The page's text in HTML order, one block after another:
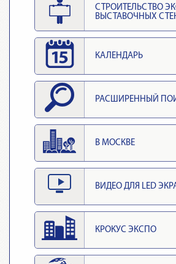
СТРОИТЕЛЬСТВО
ВЫСТАВОЧНЫХ
КАЛЕНДАРЬ
РАСШИРЕННЫЙ
В МОСКВЕ
ВИДЕО ДЛЯ LED
КРОКУС ЭКСПО